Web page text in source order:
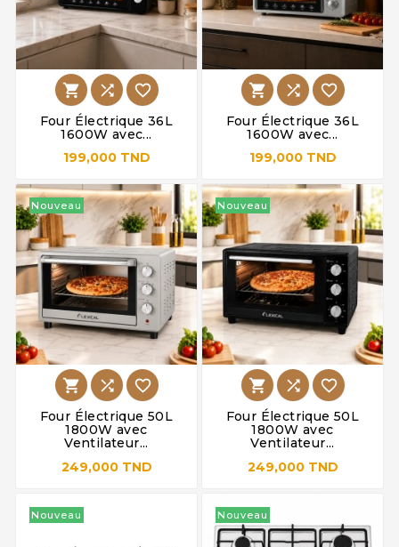
  
Four Électrique 36L
1600W avec...
199,000 TND
  
Four Électrique 36L
1600W avec...
199,000 TND
Nouveau
  
Four Électrique 50L
1800W avec
Ventilateur...
249,000 TND
Nouveau
  
Four Électrique 50L
1800W avec
Ventilateur...
249,000 TND
Nouveau Nouveau